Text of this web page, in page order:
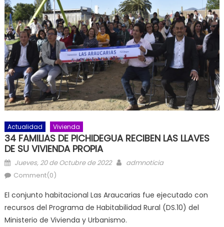
Actualidad Vivienda
34 FAMILIAS DE PICHIDEGUA RECIBEN LAS LLAVES
DE SU VIVIENDA PROPIA
Posted on
Jueves, 20 de Octubre de 2022 Author
admnoticia
Comment(0)
El conjunto habitacional Las Araucarias fue ejecutado con
recursos del Programa de Habitabilidad Rural (DS.10) del
Ministerio de Vivienda y Urbanismo.